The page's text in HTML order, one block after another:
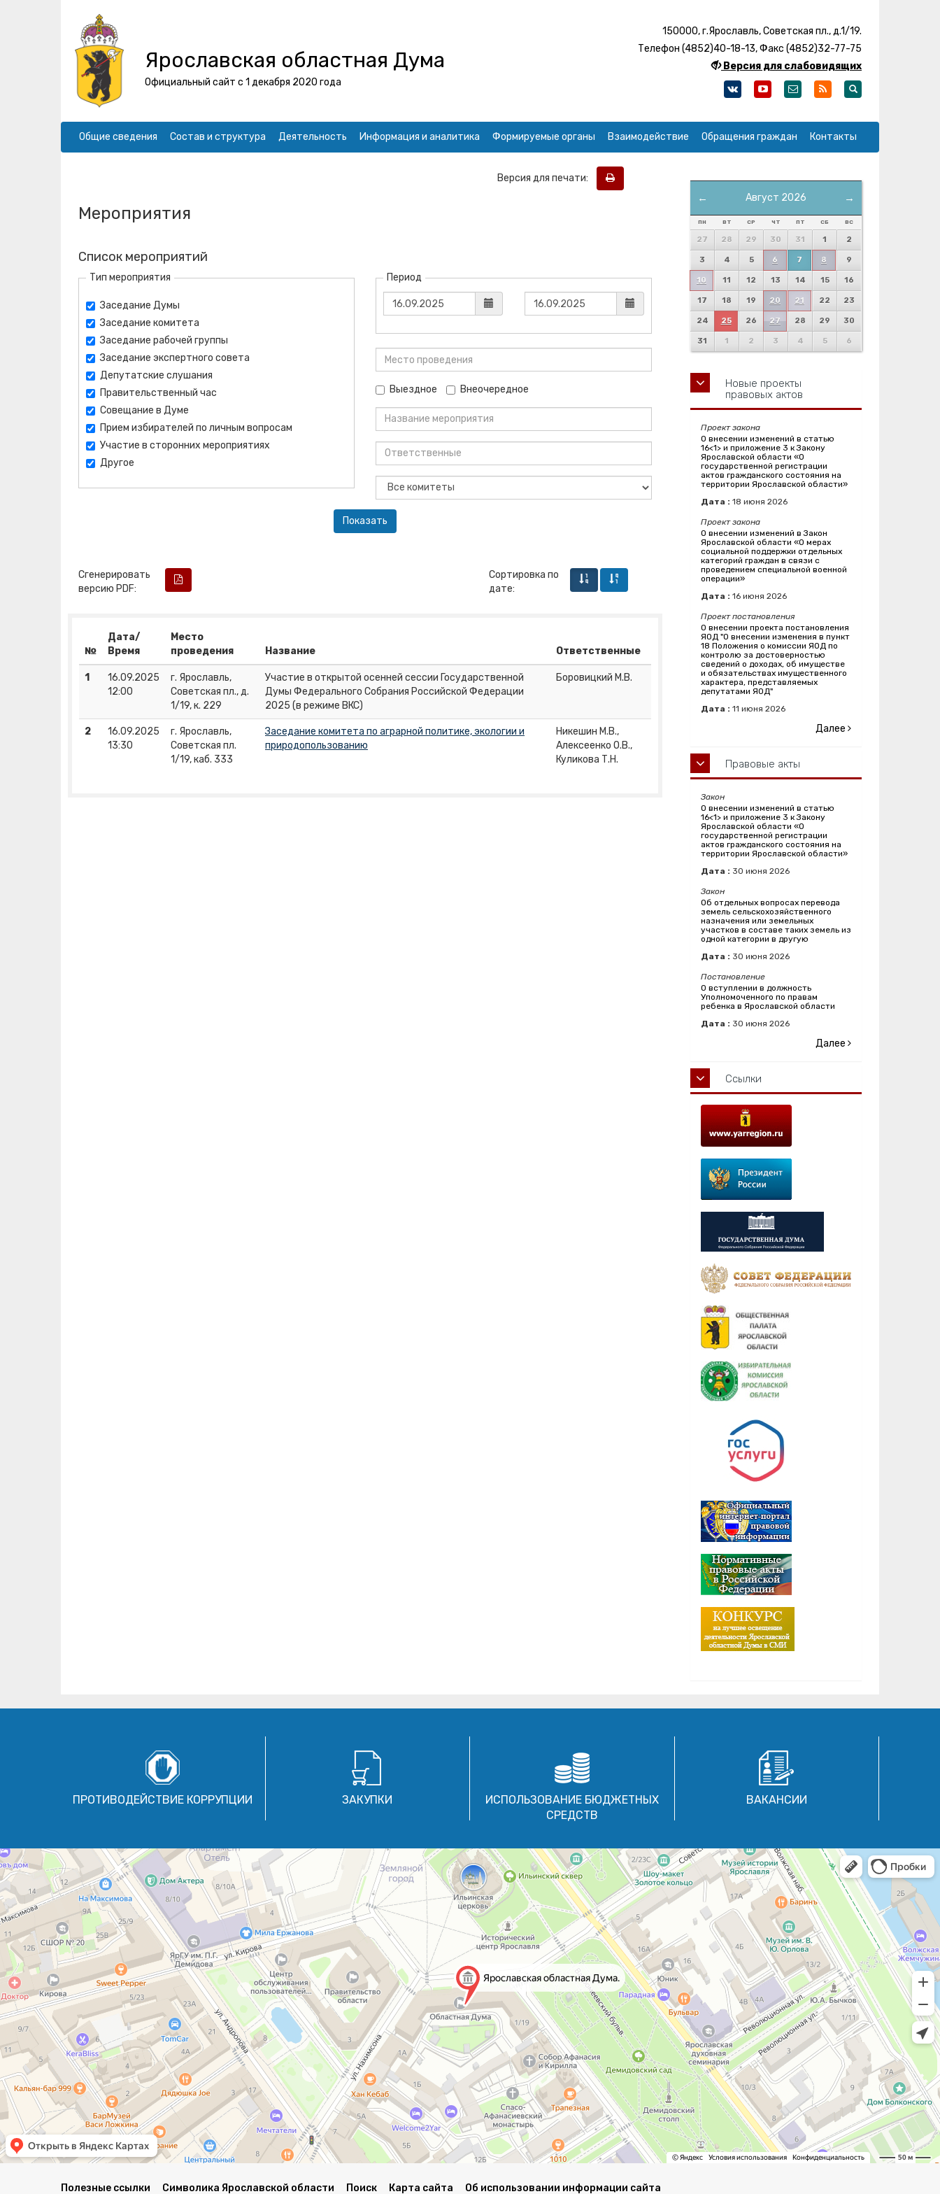
Ярославская областная Дума
Официальный сайт с 1 декабря 2020 года
150000, г.Ярославль, Советская пл., д.1/19.
Телефон (4852)40-18-13, Факс (4852)32-77-75
Версия для слабовидящих
Общие сведения Состав и структура Деятельность Информация и аналитика Формируемые органы Взаимодействие Обращения граждан Контакты
Версия для печати:
Мероприятия
Список мероприятий
Тип мероприятия
Заседание Думы
Заседание комитета
Заседание рабочей группы
Заседание экспертного совета
Депутатские слушания
Правительственный час
Совещание в Думе
Прием избирателей по личным вопросам
Участие в сторонних мероприятиях
Другое
Период
Выездное Внеочередное
Сгенерировать
версию PDF:
Сортировка по
дате:
№
Дата/
Время
Место
проведения
Название Ответственные
1
16.09.2025
12:00
г. Ярославль,
Советская пл., д.
1/19, к. 229
Участие в открытой осенней сессии Государственной
Думы Федерального Собрания Российской Федерации
2025 (в режиме ВКС)
Боровицкий М.В.
2
16.09.2025
13:30
г. Ярославль,
Советская пл.
1/19, каб. 333
Заседание комитета по аграрной политике, экологии и
природопользованию
Никешин М.В.,
Алексеенко О.В.,
Куликова Т.Н.
← →
Август 2026
ПН ВТ СР ЧТ ПТ СБ ВС
27 28 29 30 31 1 2
3 4 5 6 7 8 9
10 11 12 13 14 15 16
17 18 19 20 21 22 23
24 25 26 27 28 29 30
31 1 2 3 4 5 6
Новые проекты
правовых актов
Проект закона
О внесении изменений в статью
16<1> и приложение 3 к Закону
Ярославской области «О
государственной регистрации
актов гражданского состояния на
территории Ярославской области»
Дата : 18 июня 2026
Проект закона
О внесении изменений в Закон
Ярославской области «О мерах
социальной поддержки отдельных
категорий граждан в связи с
проведением специальной военной
операции»
Дата : 16 июня 2026
Проект постановления
О внесении проекта постановления
ЯОД "О внесении изменения в пункт
18 Положения о комиссии ЯОД по
контролю за достоверностью
сведений о доходах, об имуществе
и обязательствах имущественного
характера, представляемых
депутатами ЯОД"
Дата : 11 июня 2026
Далее
Правовые акты
Закон
О внесении изменений в статью
16<1> и приложение 3 к Закону
Ярославской области «О
государственной регистрации
актов гражданского состояния на
территории Ярославской области»
Дата : 30 июня 2026
Закон
Об отдельных вопросах перевода
земель сельскохозяйственного
назначения или земельных
участков в составе таких земель из
одной категории в другую
Дата : 30 июня 2026
Постановление
О вступлении в должность
Уполномоченного по правам
ребенка в Ярославской области
Дата : 30 июня 2026
Далее
Ссылки
ПРОТИВОДЕЙСТВИЕ КОРРУПЦИИ ЗАКУПКИ
ИСПОЛЬЗОВАНИЕ БЮДЖЕТНЫХ
СРЕДСТВ
ВАКАНСИИ
Полезные ссылки Символика Ярославской области Поиск Карта сайта Об использовании информации сайта